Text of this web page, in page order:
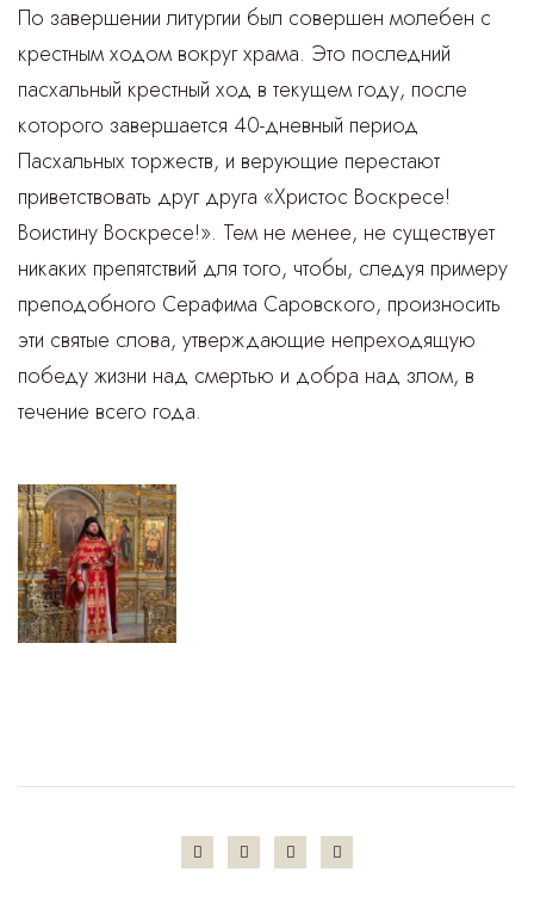
По завершении литургии был совершен молебен с
крестным ходом вокруг храма. Это последний
пасхальный крестный ход в текущем году, после
которого завершается 40-дневный период
Пасхальных торжеств, и верующие перестают
приветствовать друг друга «Христос Воскресе!
Воистину Воскресе!». Тем не менее, не существует
никаких препятствий для того, чтобы, следуя примеру
преподобного Серафима Саровского, произносить
эти святые слова, утверждающие непреходящую
победу жизни над смертью и добра над злом, в
течение всего года.